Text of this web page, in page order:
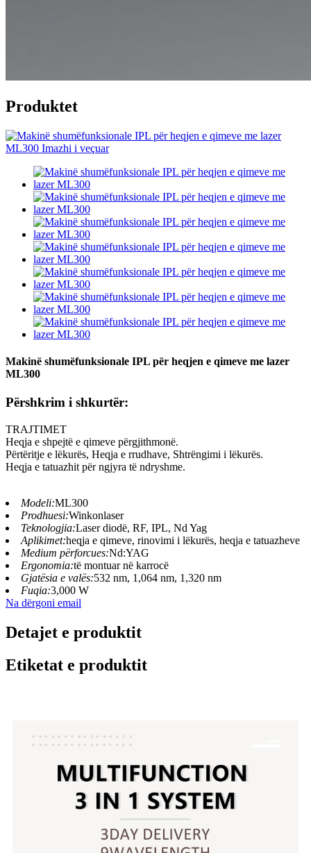
Produktet
Makinë shumëfunksionale IPL për heqjen e qimeve me lazer
ML300
Përshkrim i shkurtër:
TRAJTIMET
Heqja e shpejtë e qimeve përgjithmonë.
Përtëritje e lëkurës, Heqja e rrudhave, Shtrëngimi i lëkurës.
Heqja e tatuazhit për ngjyra të ndryshme.
Modeli:ML300
Prodhuesi:Winkonlaser
Teknologjia:Laser diodë, RF, IPL, Nd Yag
Aplikimet:heqja e qimeve, rinovimi i lëkurës, heqja e tatuazheve
Medium përforcues:Nd:YAG
Ergonomia:të montuar në karrocë
Gjatësia e valës:532 nm, 1,064 nm, 1,320 nm
Fuqia:3,000 W
Na dërgoni email
Detajet e produktit
Etiketat e produktit